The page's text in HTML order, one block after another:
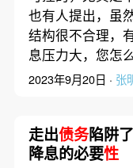
也有人提出，虽
结构很不合理，
息压力大，您
2023年9月20日 · 张
走出债务陷阱
降息的必要性